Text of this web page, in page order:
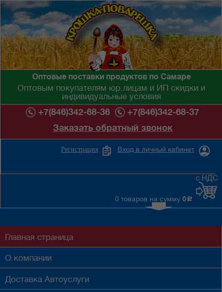
Оптовые поставки продуктов по Самаре
Оптовым покупателям юр.лицам и ИП скидки и
индивидуальные условия
+7(846)342-68-36
+7(846)342-68-37
Заказать обратный звонок
Вход в личный кабинет
Регистрация
0 товаров на сумму 0 c
с НДС
Главная страница
О компании
Доставка Автоуслуги